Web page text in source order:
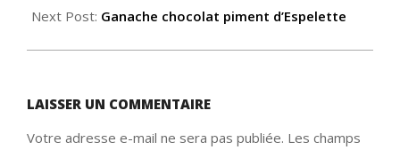
15
Next Post: Ganache chocolat piment d’Espelette
LAISSER UN COMMENTAIRE
Votre adresse e-mail ne sera pas publiée. Les champs